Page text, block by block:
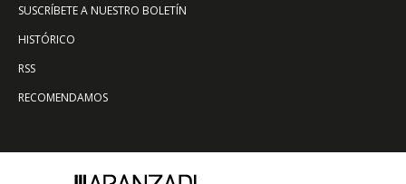
SUSCRÍBETE A NUESTRO BOLETÍN
HISTÓRICO
RSS
RECOMENDAMOS